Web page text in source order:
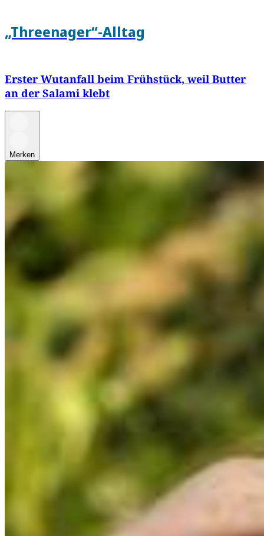
„Threenager“-Alltag
Erster Wutanfall beim Frühstück, weil Butter
an der Salami klebt
Merken